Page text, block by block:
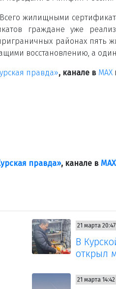
Всего жилищными
граждане уже
районах пять
восстановлению, а
правда», канале в МАХ
правда», канале в МАХ
21 марта 20:47
В
открыл
21 марта 14:42